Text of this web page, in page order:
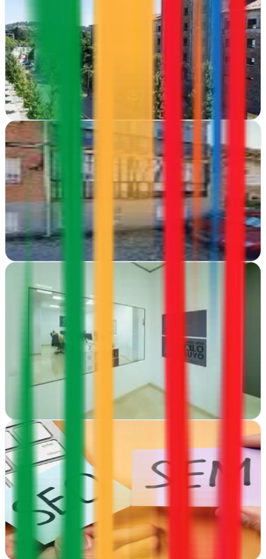
Santiago de Compostela, A Coruña
En Santiago, 2beDigital impulsa negocios online con estrategias de
marketing, publicidad e internet que generan resultados medibles y
crecimiento sostenido
Ver fichacompleta
2m Comunicacion
Jarandilla de la Vera, Cáceres
Diseño web y gráfico en la Vera que deja huella. 2m Comunicación
transforma ideas en campañas publicitarias memorables desde
Jarandilla de la Vera
Ver ficha
3COM Marketing | Consultoría de Marketing en
Las Palmas
Telde, Las Palmas
En Telde transformamos negocios canarios con estrategia digital
integral: posicionamiento web, diseño responsivo y campañas que
generan resultados medibles…
Ver ficha
611km | Agencia de Marketing Digital | SEO y SEM
Getxo, Vizcaya
Desde Getxo, 611km impulsa tu presencia online con estrategias de
SEO, SEM y publicidad digital pensadas para convertir visitas en
clientes reales
Ver fichacompleta